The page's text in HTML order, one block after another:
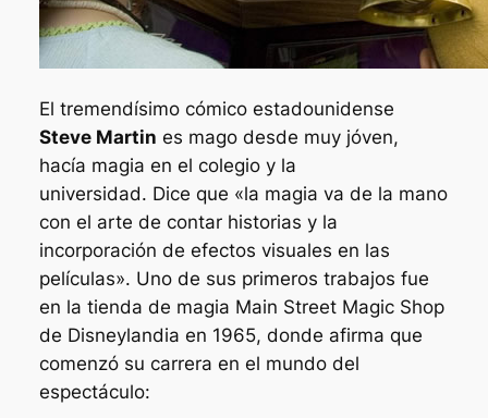
El tremendísimo cómico estadounidense
Steve Martin es mago desde muy jóven,
hacía magia en el colegio y la
universidad. Dice que «la magia va de la mano
con el arte de contar historias y la
incorporación de efectos visuales en las
películas». Uno de sus primeros trabajos fue
en la tienda de magia Main Street Magic Shop
de Disneylandia en 1965, donde afirma que
comenzó su carrera en el mundo del
espectáculo: